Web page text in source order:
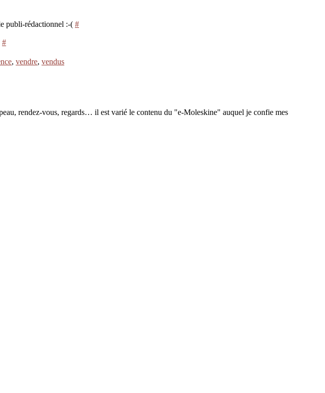
publi-rédactionnel :-( #
#
, vendre, vendus
rendez-vous, regards… il est varié le contenu du "e-Moleskine" auquel je confie mes